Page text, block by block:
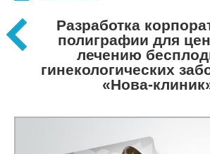
Разработка
полиграфии для
лечению
гинекологических
«Нова-